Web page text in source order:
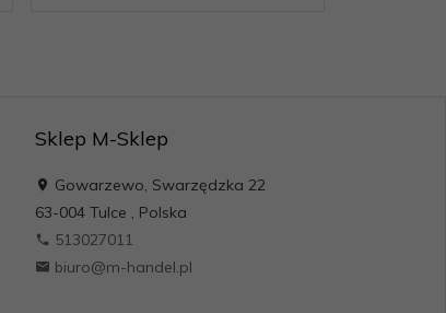
Sklep M-Sklep
Gowarzewo, Swarzędzka 22
63-004 Tulce , Polska
513027011
biuro@m-handel.pl